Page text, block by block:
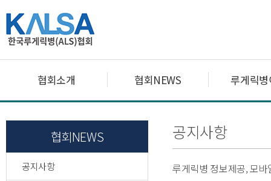
협회소개 협회NEWS 루게릭
협회NEWS
공지사항
공지사항
루게릭병 정보제공, 모